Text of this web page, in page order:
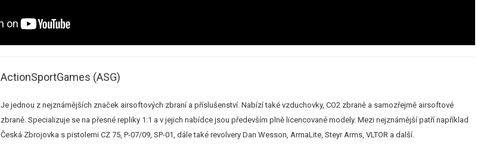
ActionSportGames (ASG)
Je jednou z nejznámějších značek airsoftových zbraní a příslušenství. Nabízí také vzduchovky, CO2 zbraně a samozřejmě airsoftové
zbraně. Specializuje se na přesné repliky 1:1 a v jejich nabídce jsou především plně licencované modely. Mezi nejznámější patří například
Česká Zbrojovka s pistolemi CZ 75, P-07/09, SP-01, dále také revolvery Dan Wesson, ArmaLite, Steyr Arms, VLTOR a další.